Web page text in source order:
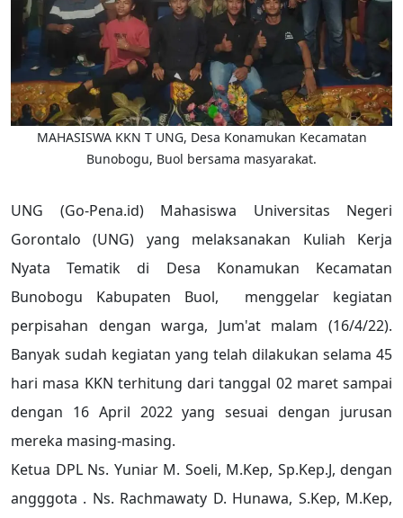
MAHASISWA KKN T UNG, Desa Konamukan Kecamatan
Bunobogu, Buol bersama masyarakat.
UNG (Go-Pena.id) Mahasiswa Universitas Negeri
Gorontalo (UNG) yang melaksanakan Kuliah Kerja
Nyata Tematik di Desa Konamukan Kecamatan
Bunobogu Kabupaten Buol, menggelar kegiatan
perpisahan dengan warga, Jum'at malam (16/4/22).
Banyak sudah kegiatan yang telah dilakukan selama 45
hari masa KKN terhitung dari tanggal 02 maret sampai
dengan 16 April 2022 yang sesuai dengan jurusan
mereka masing-masing.
Ketua DPL Ns. Yuniar M. Soeli, M.Kep, Sp.Kep.J, dengan
angggota . Ns. Rachmawaty D. Hunawa, S.Kep, M.Kep,